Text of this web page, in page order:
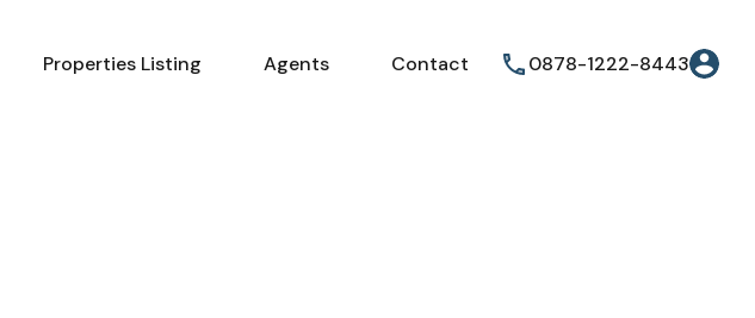
Properties Listing Agents Contact 0878-1222-8443